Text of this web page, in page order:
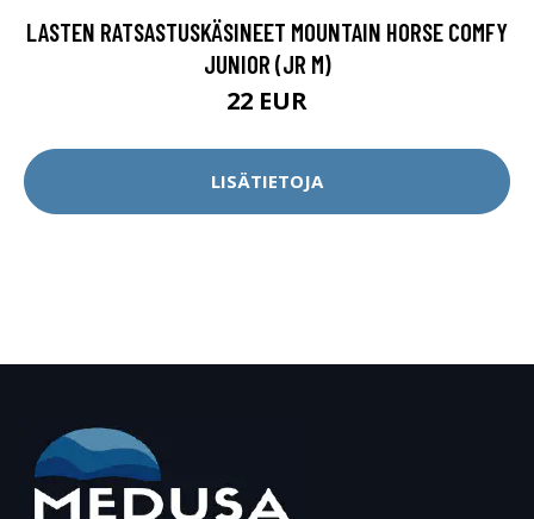
LASTEN RATSASTUSKÄSINEET MOUNTAIN HORSE COMFY
JUNIOR (JR M)
22 EUR
LISÄTIETOJA